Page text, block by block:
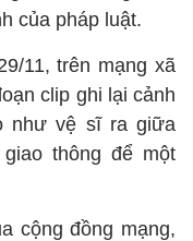
của pháp luật.
11, trên mạng xã
clip ghi lại cảnh
như vệ sĩ ra giữa
thông để một
cộng đồng mạng,